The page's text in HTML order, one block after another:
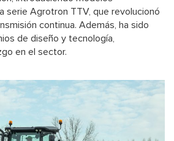
serie Agrotron TTV, que revolucionó
continua. Además, ha sido
de diseño y tecnología,
en el sector.